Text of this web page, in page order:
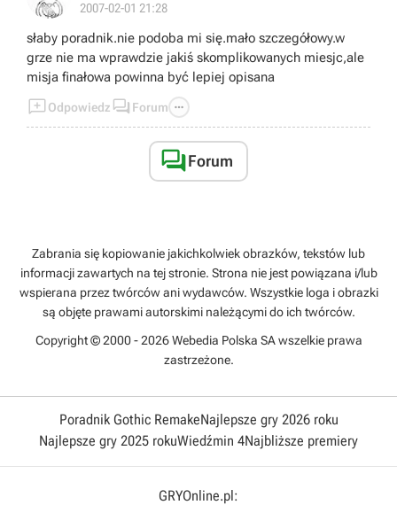
2007-02-01 21:28
słaby poradnik.nie podoba mi się.mało szczegółowy.w
grze nie ma wprawdzie jakiś skomplikowanych miesjc,ale
misja finałowa powinna być lepiej opisana
Odpowiedz  Forum 
Forum
Zabrania się kopiowanie jakichkolwiek obrazków, tekstów lub
informacji zawartych na tej stronie. Strona nie jest powiązana i/lub
wspierana przez twórców ani wydawców. Wszystkie loga i obrazki
są objęte prawami autorskimi należącymi do ich twórców.
Copyright © 2000 - 2026 Webedia Polska SA wszelkie prawa
zastrzeżone.
Poradnik Gothic RemakeNajlepsze gry 2026 roku
Najlepsze gry 2025 rokuWiedźmin 4Najbliższe premiery
GRYOnline.pl: